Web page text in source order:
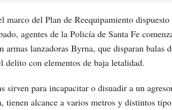
marco del Plan de Reequipamiento
agentes de la Policía de Santa Fe
armas lanzadoras Byrna, que disparan
delito con elementos de baja letalidad.
sirven para incapacitar o disuadir a un
tienen alcance a varios metros y distintos